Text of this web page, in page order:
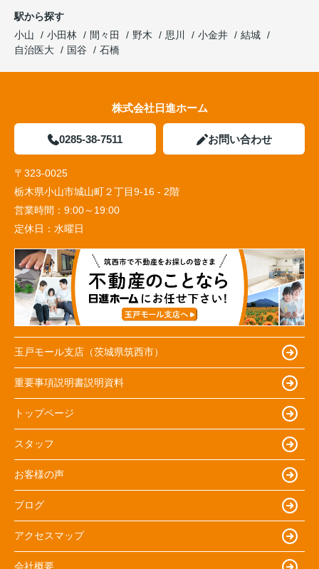
駅から探す
小山
小田林 間々田 野木 思川 小金井
結城
自治医大
国谷 石橋
株式会社日進ホーム
0285-38-7511 お問い合わせ
〒323-0025
栃木県小山市城山町２丁目9-16 - 2階
営業時間： 9:00～19:00
定休日： 水曜日
玉戸モール支店（茨城県筑西市）
重要事項説明書説明資料
トップページ
スタッフ
お客様の声
ブログ
アクセスマップ
会社概要